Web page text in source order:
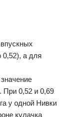
0,52), а для
При 0,52 и 0,69
у одной Нивки
кулачка